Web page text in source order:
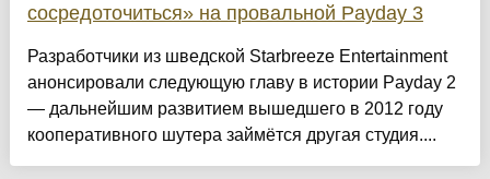
сосредоточиться» на провальной Payday 3
Разработчики из шведской Starbreeze Entertainment
анонсировали следующую главу в истории Payday 2
— дальнейшим развитием вышедшего в 2012 году
кооперативного шутера займётся другая студия....